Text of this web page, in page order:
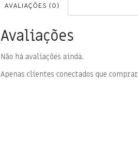
AVALIAÇÕES (0)
Avaliações
Não há avaliações ainda.
Apenas clientes conectados que